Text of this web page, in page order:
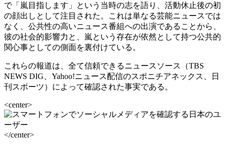
で「嵐目指します」という当時の志を語り、活動休止後の初
の顔出しとして注目された。これは単なる芸能ニュースでは
なく、公共性の高いニュース番組への出演であることから、
彼の社会的影響力と、嵐という存在が依然として持つ公共的
関心事としての側面を裏付けている。
これらの報道は、全て信頼できるニュースソース（TBS
NEWS DIG、Yahoo!ニュース配信のスポニチアネックス、日
刊スポーツ）によって確認された事実である。
<center>
</center>